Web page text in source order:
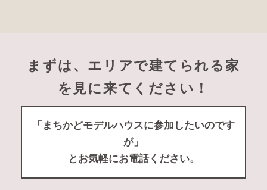
まずは、エリアで建てられる家
を見に来てください！
「まちかどモデルハウスに参加したいのです
が」
とお気軽にお電話ください。